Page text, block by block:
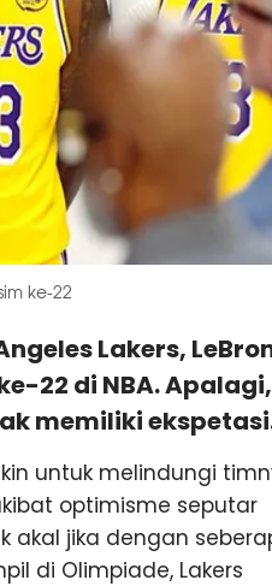
ke-22
Lakers,
22 di NBA. Apalagi,
memiliki
untuk melindungi
optimisme seputar
akal jika dengan
di Olimpiade, Lakers